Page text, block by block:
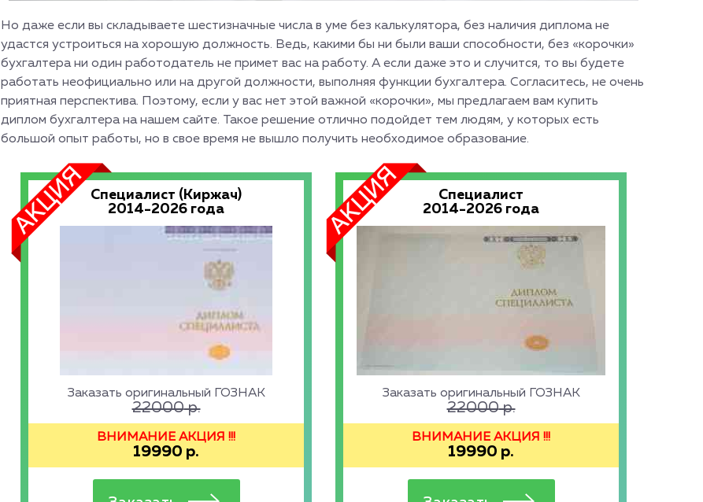
Но даже если вы складываете шестизначные числа в уме без калькулятора, без наличия диплома не
удастся устроиться на хорошую должность. Ведь, какими бы ни были ваши способности, без «корочки»
бухгалтера ни один работодатель не примет вас на работу. А если даже это и случится, то вы будете
работать неофициально или на другой должности, выполняя функции бухгалтера. Согласитесь, не очень
приятная перспектива. Поэтому, если у вас нет этой важной «корочки», мы предлагаем вам купить
диплом бухгалтера на нашем сайте. Такое решение отлично подойдет тем людям, у которых есть
большой опыт работы, но в свое время не вышло получить необходимое образование.
Специалист (Киржач)
2014-2026 года
Заказать оригинальный ГОЗНАК
22000р.
ВНИМАНИЕ АКЦИЯ !!!
19990 р.
Специалист
2014-2026 года
Заказать оригинальный ГОЗНАК
22000р.
ВНИМАНИЕ АКЦИЯ !!!
19990 р.